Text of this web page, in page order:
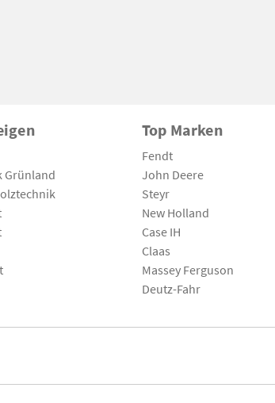
Grünland
Top Marken
Fendt
John Deere
Steyr
New Holland
Case IH
Claas
Massey Ferguson
Deutz-Fahr